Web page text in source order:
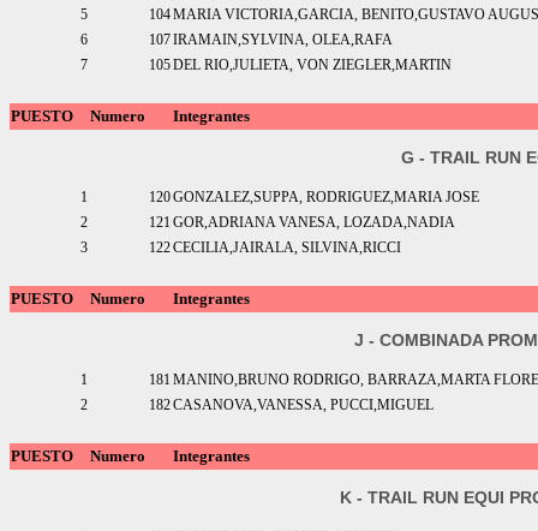
5
104MARIA VICTORIA,GARCIA, BENITO,GUSTAVO
6
107IRAMAIN,SYLVINA, OLEA,RAFA
7
105DEL RIO,JULIETA, VON ZIEGLER,MARTIN
PUESTO Numero Integrantes
G - TRAIL RUN
1 120GONZALEZ,SUPPA, RODRIGUEZ,MARIA JOSE
2
121 GOR,ADRIANA VANESA, LOZADA,NADIA
3
122CECILIA,JAIRALA, SILVINA,RICCI
PUESTO Numero Integrantes
J - COMBINADA
1 181 MANINO,BRUNO RODRIGO, BARRAZA,MARTA
2
182CASANOVA,VANESSA, PUCCI,MIGUEL
PUESTO Numero Integrantes
K - TRAIL RUN EQUI